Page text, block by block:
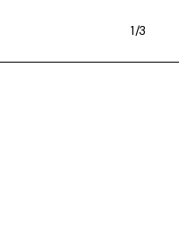
1/3